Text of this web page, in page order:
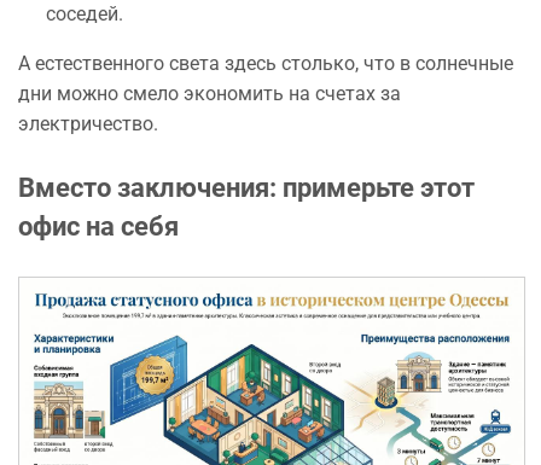
соседей.
А естественного света здесь столько, что в солнечные
дни можно смело экономить на счетах за
электричество.
Вместо заключения: примерьте этот
офис на себя